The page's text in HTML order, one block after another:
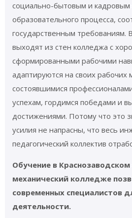
социально-бытовым и кадровым
образовательного процесса,
государственным требованиям.
выходят из стен колледжа с
сформированными рабочими
адаптируются на своих рабочих
состоявшимися
успехам, гордимся победами и
достижениями. Потому что это
усилия не напрасны, что весь
педагогический коллектив
Обучение в
механический колледже
современных специалистов
деятельности.